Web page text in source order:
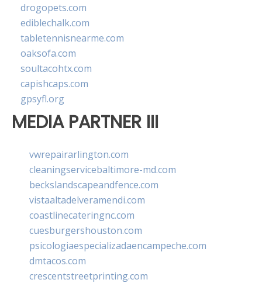
drogopets.com
ediblechalk.com
tabletennisnearme.com
oaksofa.com
soultacohtx.com
capishcaps.com
gpsyfl.org
MEDIA PARTNER III
vwrepairarlington.com
cleaningservicebaltimore-md.com
beckslandscapeandfence.com
vistaaltadelveramendi.com
coastlinecateringnc.com
cuesburgershouston.com
psicologiaespecializadaencampeche.com
dmtacos.com
crescentstreetprinting.com